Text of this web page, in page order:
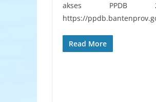
akses PPDB
https://
Read More